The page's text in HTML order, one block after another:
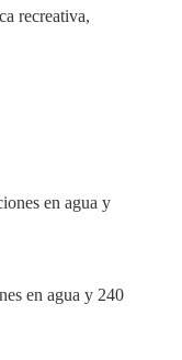
recreativa,
en agua y 240